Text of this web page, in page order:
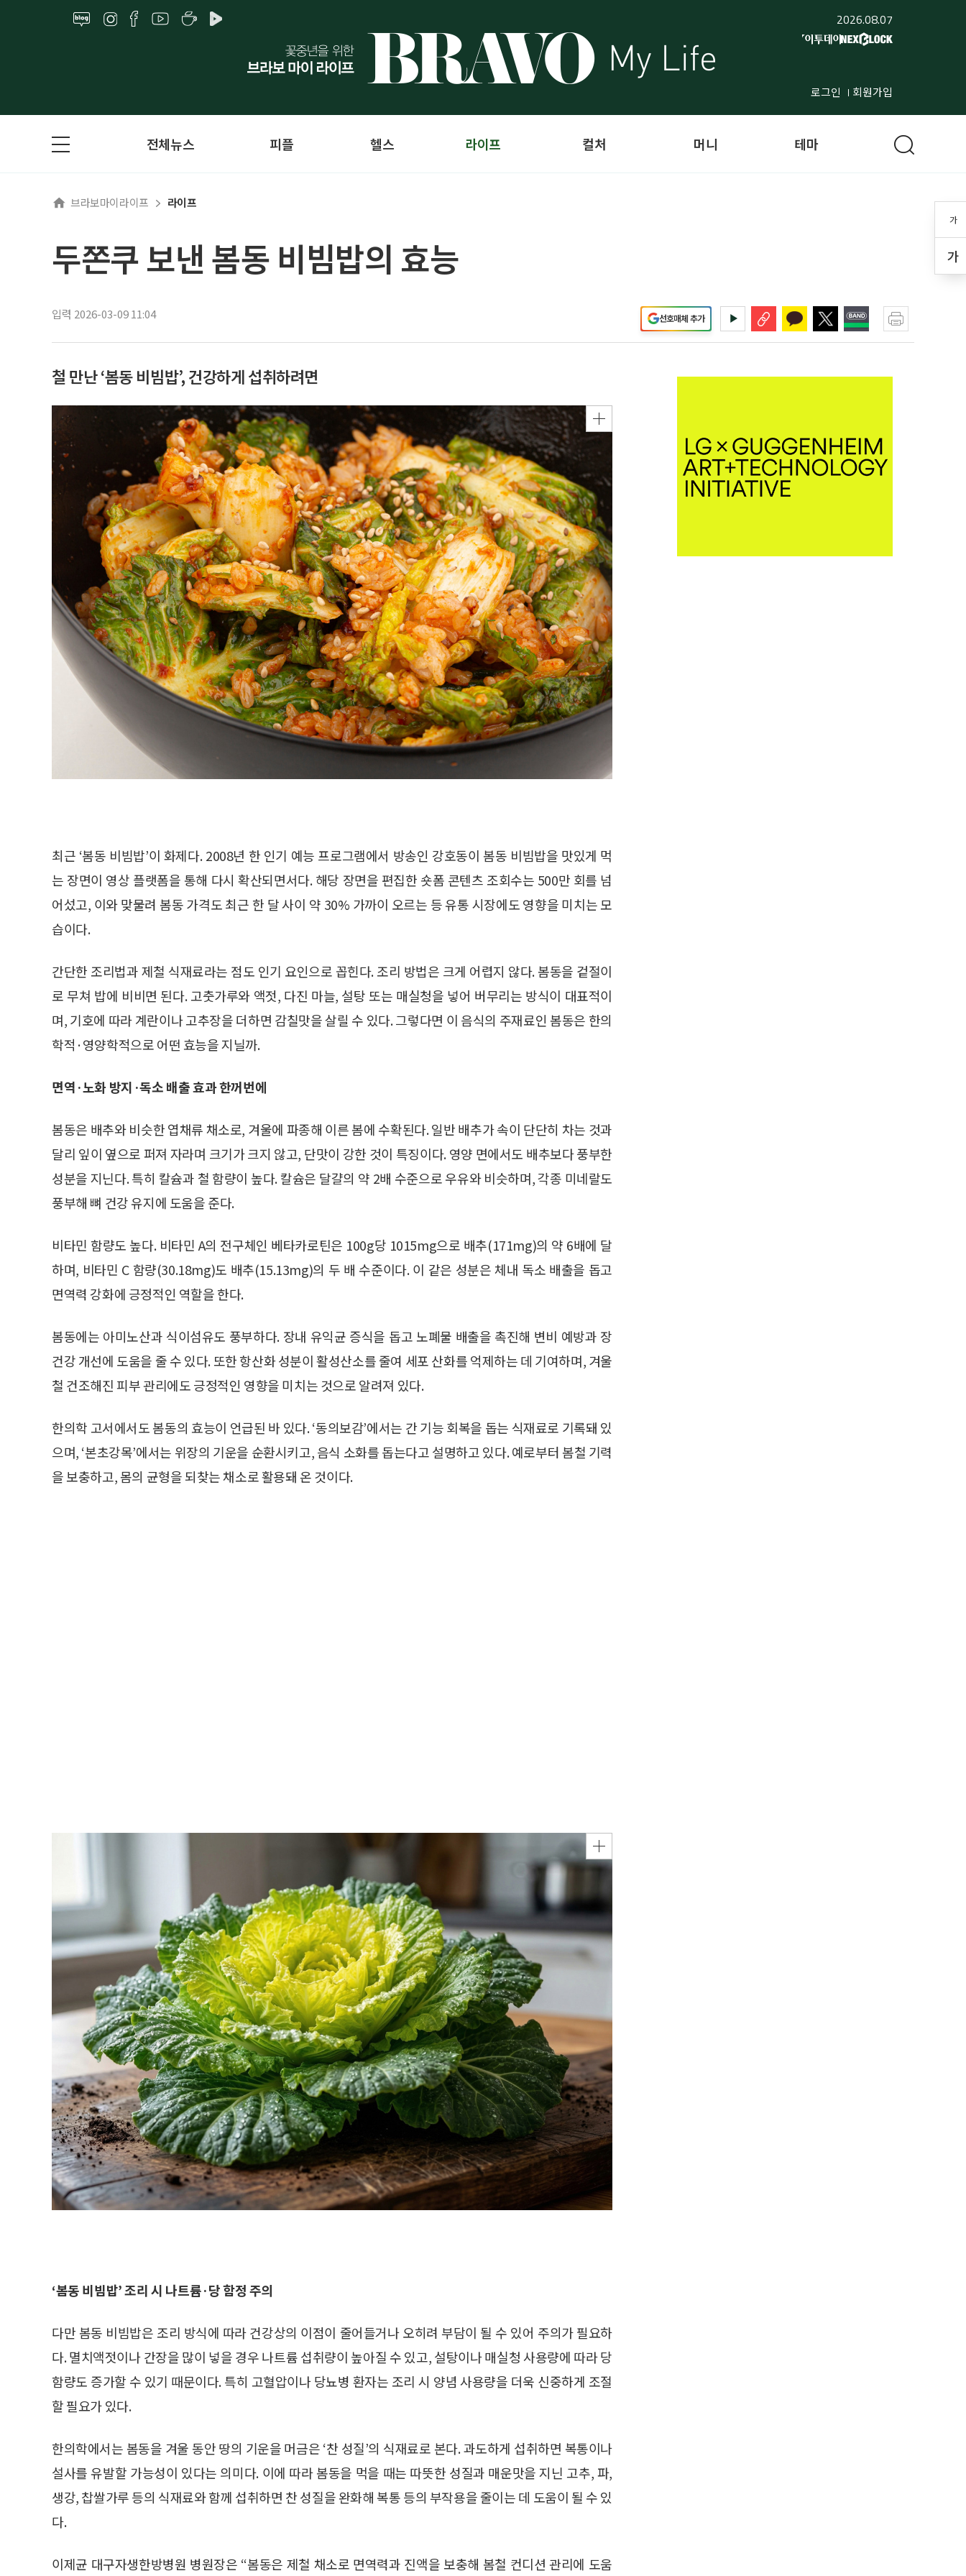
2026.08.07
로그인 회원가입
가
가
전체뉴스 피플 헬스 라이프 컬처 머니 테마
브라보마이라이프 라이프
두쫀쿠 보낸 봄동 비빔밥의 효능
입력 2026-03-09 11:04 선호매체 추가
철 만난 ‘봄동 비빔밥’, 건강하게 섭취하려면
최근 ‘봄동 비빔밥’이 화제다. 2008년 한 인기 예능 프로그램에서 방송인 강호동이 봄동 비빔밥을 맛있게 먹
는 장면이 영상 플랫폼을 통해 다시 확산되면서다. 해당 장면을 편집한 숏폼 콘텐츠 조회수는 500만 회를 넘
어섰고, 이와 맞물려 봄동 가격도 최근 한 달 사이 약 30% 가까이 오르는 등 유통 시장에도 영향을 미치는 모
습이다.
간단한 조리법과 제철 식재료라는 점도 인기 요인으로 꼽힌다. 조리 방법은 크게 어렵지 않다. 봄동을 겉절이
로 무쳐 밥에 비비면 된다. 고춧가루와 액젓, 다진 마늘, 설탕 또는 매실청을 넣어 버무리는 방식이 대표적이
며, 기호에 따라 계란이나 고추장을 더하면 감칠맛을 살릴 수 있다. 그렇다면 이 음식의 주재료인 봄동은 한의
학적·영양학적으로 어떤 효능을 지닐까.
면역·노화 방지·독소 배출 효과 한꺼번에
봄동은 배추와 비슷한 엽채류 채소로, 겨울에 파종해 이른 봄에 수확된다. 일반 배추가 속이 단단히 차는 것과
달리 잎이 옆으로 퍼져 자라며 크기가 크지 않고, 단맛이 강한 것이 특징이다. 영양 면에서도 배추보다 풍부한
성분을 지닌다. 특히 칼슘과 철 함량이 높다. 칼슘은 달걀의 약 2배 수준으로 우유와 비슷하며, 각종 미네랄도
풍부해 뼈 건강 유지에 도움을 준다.
비타민 함량도 높다. 비타민 A의 전구체인 베타카로틴은 100g당 1015mg으로 배추(171mg)의 약 6배에 달
하며, 비타민 C 함량(30.18mg)도 배추(15.13mg)의 두 배 수준이다. 이 같은 성분은 체내 독소 배출을 돕고
면역력 강화에 긍정적인 역할을 한다.
봄동에는 아미노산과 식이섬유도 풍부하다. 장내 유익균 증식을 돕고 노폐물 배출을 촉진해 변비 예방과 장
건강 개선에 도움을 줄 수 있다. 또한 항산화 성분이 활성산소를 줄여 세포 산화를 억제하는 데 기여하며, 겨울
철 건조해진 피부 관리에도 긍정적인 영향을 미치는 것으로 알려져 있다.
한의학 고서에서도 봄동의 효능이 언급된 바 있다. ‘동의보감’에서는 간 기능 회복을 돕는 식재료로 기록돼 있
으며, ‘본초강목’에서는 위장의 기운을 순환시키고, 음식 소화를 돕는다고 설명하고 있다. 예로부터 봄철 기력
을 보충하고, 몸의 균형을 되찾는 채소로 활용돼 온 것이다.
‘봄동 비빔밥’ 조리 시 나트륨·당 함정 주의
다만 봄동 비빔밥은 조리 방식에 따라 건강상의 이점이 줄어들거나 오히려 부담이 될 수 있어 주의가 필요하
다. 멸치액젓이나 간장을 많이 넣을 경우 나트륨 섭취량이 높아질 수 있고, 설탕이나 매실청 사용량에 따라 당
함량도 증가할 수 있기 때문이다. 특히 고혈압이나 당뇨병 환자는 조리 시 양념 사용량을 더욱 신중하게 조절
할 필요가 있다.
한의학에서는 봄동을 겨울 동안 땅의 기운을 머금은 ‘찬 성질’의 식재료로 본다. 과도하게 섭취하면 복통이나
설사를 유발할 가능성이 있다는 의미다. 이에 따라 봄동을 먹을 때는 따뜻한 성질과 매운맛을 지닌 고추, 파,
생강, 찹쌀가루 등의 식재료와 함께 섭취하면 찬 성질을 완화해 복통 등의 부작용을 줄이는 데 도움이 될 수 있
다.
이제균 대구자생한방병원 병원장은 “봄동은 제철 채소로 면역력과 진액을 보충해 봄철 컨디션 관리에 도움